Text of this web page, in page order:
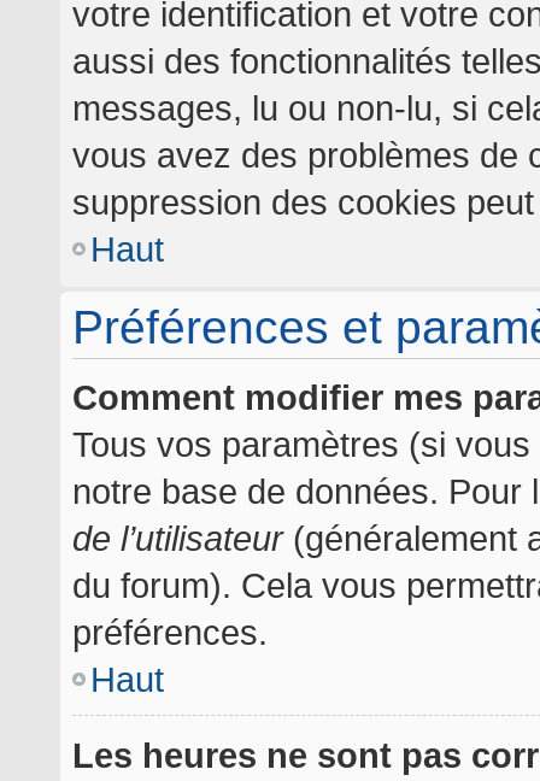
votre identification et votre
aussi des fonctionnalités
messages, lu ou non-lu, si
vous avez des problèmes de
suppression des cookies
Haut
Préférences et
Comment modifier mes
Tous vos paramètres (si
notre base de données.
de l’utilisateur(généralement
du forum). Cela vous
préférences.
Haut
Les heures ne sont pas